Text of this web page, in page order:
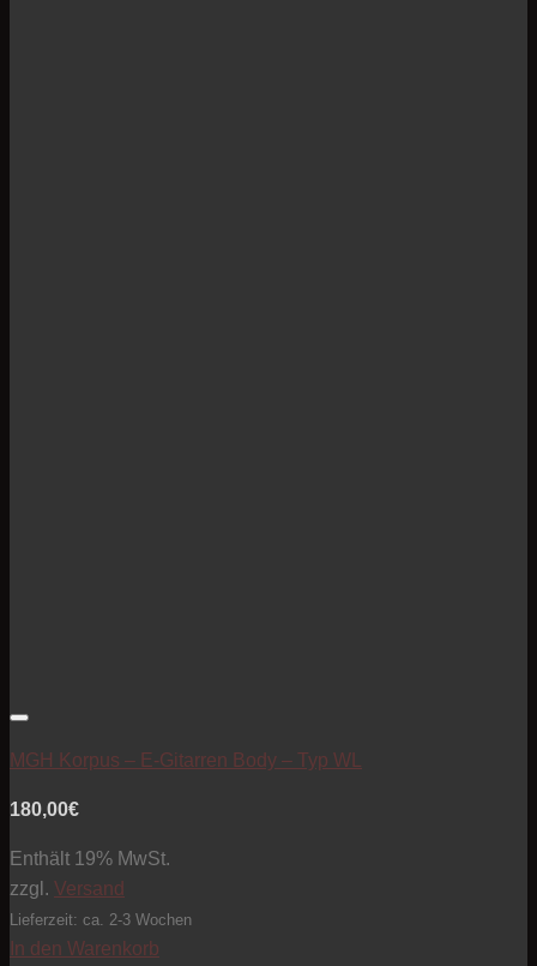
MGH Korpus – E-Gitarren Body – Typ WL
180,00€
Enthält 19% MwSt.
zzgl. Versand
Lieferzeit: ca. 2-3 Wochen
In den Warenkorb